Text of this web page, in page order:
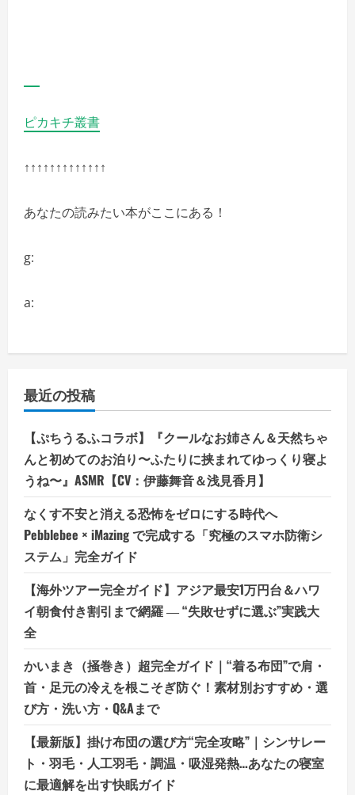
い
ピカキチ叢書
↑↑↑↑↑↑↑↑↑↑↑↑↑
あなたの読みたい本がここにある！
g:
a:
最近の投稿
【ぷちうるふコラボ】『クールなお姉さん＆天然ちゃ
んと初めてのお泊り〜ふたりに挟まれてゆっくり寝よ
うね〜』ASMR【CV：伊藤舞音＆浅見香月】
なくす不安と消える恐怖をゼロにする時代へ
Pebblebee × iMazing で完成する「究極のスマホ防衛シ
ステム」完全ガイド
【海外ツアー完全ガイド】アジア最安1万円台＆ハワ
イ朝食付き割引まで網羅 ― “失敗せずに選ぶ”実践大
全
かいまき（掻巻き）超完全ガイド｜“着る布団”で肩・
首・足元の冷えを根こそぎ防ぐ！素材別おすすめ・選
び方・洗い方・Q&Aまで
【最新版】掛け布団の選び方“完全攻略”｜シンサレー
ト・羽毛・人工羽毛・調温・吸湿発熱…あなたの寝室
に最適解を出す快眠ガイド